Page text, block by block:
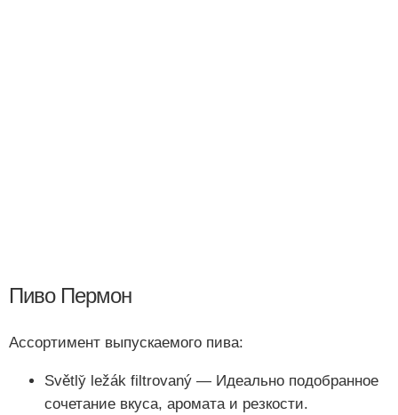
Пиво Пермон
Ассортимент выпускаемого пива:
Světly̌ ležák filtrovaný — Идеально подобранное
сочетание вкуса, аромата и резкости.